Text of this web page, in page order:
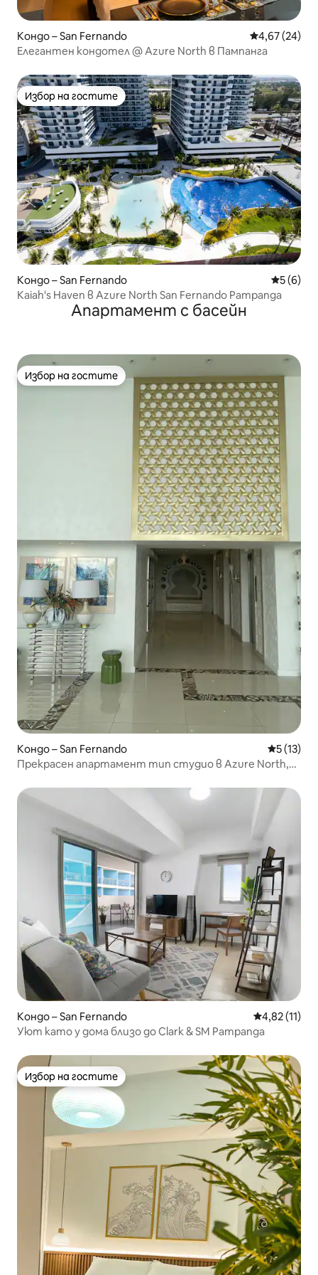
Кондо – San Fernando Средна
4,67 (24)
Елегантен кондотел @ Azure North в Пампанга
Избор на гостите
Избор на гостите
Кондо – San Fernando Средна
5 (6)
Kaiah's Haven в Azure North San Fernando Pampanga
Апартамент с басейн
Избор на гостите
Избор на гостите
Кондо – San Fernando Средна
5 (13)
Прекрасен апартамент тип студио в Azure North,
Кондо – San Fernando Средна
4,82 (11)
Уют като у дома близо до Clark & SM Pampanga
Избор на гостите
Избор на гостите